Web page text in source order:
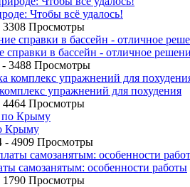
Чтобы всё удалось!
3308 Просмотры
справки в бассейн - отличное
- 3488 Просмотры
упражнений для похудения
4464 Просмотры
Крыму
- 4909 Просмотры
самозанятым: особенности работы
1790 Просмотры